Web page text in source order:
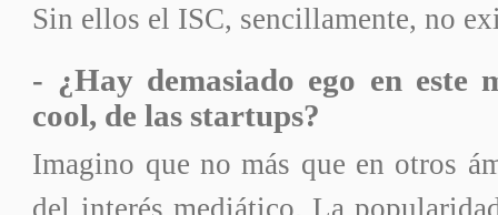
Sin ellos el ISC, sencillamente, no
- ¿Hay demasiado ego en este
cool, de las startups?
Imagino que no más que en otros